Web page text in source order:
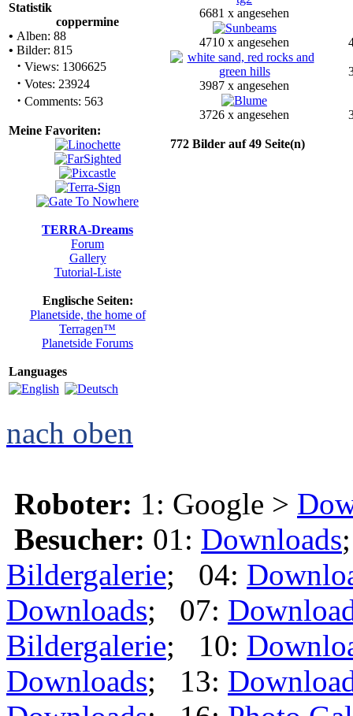
Statistik
coppermine
• Alben: 88
• Bilder: 815
· Views: 1306625
· Votes: 23924
· Comments: 563
Meine Favoriten:
TERRA-Dreams
Forum
Gallery
Tutorial-Liste
Englische Seiten:
Planetside, the home of
Terragen™
Planetside Forums
Languages
6681 x angesehen
4710 x angesehen
3987 x angesehen
3726 x angesehen
772 Bilder auf 49 Seite(n)
nach oben
Roboter: 1: Google >
Besucher: 01: Downloads
Bildergalerie; 04:
Downloads; 07:
Bildergalerie; 10:
Downloads; 13: